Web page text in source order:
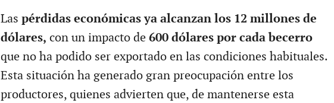
Las pérdidas económicas ya alcanzan los 12 millones de
dólares, con un impacto de600 dólares por cada becerro
que no ha podido ser exportado en las condiciones habituales.
Esta situación ha generado gran preocupación entre los
productores, quienes advierten que, de mantenerse esta